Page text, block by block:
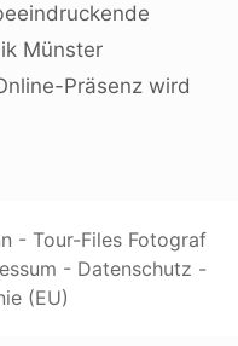
Münster
Präsenz wird
- Tour-Files Fotograf
- Datenschutz -
(EU)